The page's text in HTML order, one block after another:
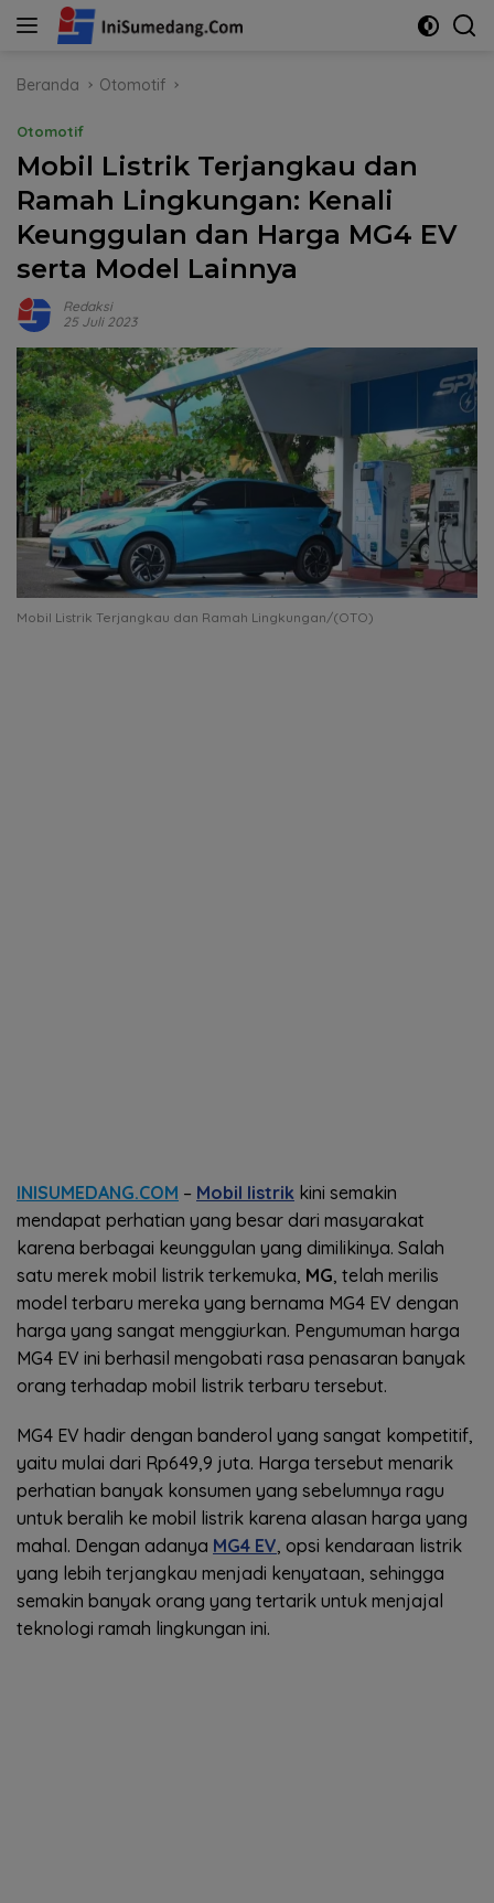
Langsung
Beranda
Otomotif
Otomotif
Mobil Listrik Terjangkau dan
Ramah Lingkungan: Kenali
Keunggulan dan Harga MG4 EV
serta Model Lainnya
Redaksi
25 Juli 2023
Mobil Listrik Terjangkau dan Ramah Lingkungan/(OTO)
INISUMEDANG.COM – Mobil listrik kini semakin
mendapat perhatian yang besar dari masyarakat
karena berbagai keunggulan yang dimilikinya. Salah
satu merek mobil listrik terkemuka, MG, telah merilis
model terbaru mereka yang bernama MG4 EV dengan
harga yang sangat menggiurkan. Pengumuman harga
MG4 EV ini berhasil mengobati rasa penasaran banyak
orang terhadap mobil listrik terbaru tersebut.
MG4 EV hadir dengan banderol yang sangat kompetitif,
yaitu mulai dari Rp649,9 juta. Harga tersebut menarik
perhatian banyak konsumen yang sebelumnya ragu
untuk beralih ke mobil listrik karena alasan harga yang
mahal. Dengan adanya MG4 EV, opsi kendaraan listrik
yang lebih terjangkau menjadi kenyataan, sehingga
semakin banyak orang yang tertarik untuk menjajal
teknologi ramah lingkungan ini.